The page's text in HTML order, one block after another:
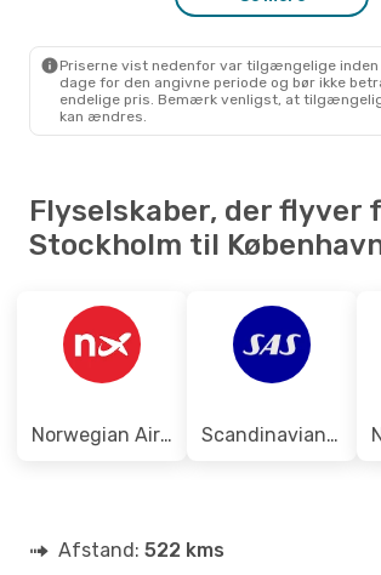
- Tor. 3. Sep.
STO- CPH
Norwegian Air Sweden Direkte
CPH- STO
Priserne vist nedenfor var tilgængelige
dage for den angivne periode og bør ikke
endelige pris. Bemærk venligst, at
kan ændres.
Flyselskaber, der flyver
Stockholm til
Norwegian Air Sweden Scandinavian Airlines
Afstand: 522 kms